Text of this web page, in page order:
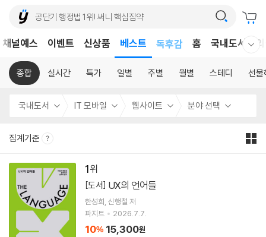
채널예스 이벤트 신상품 베스트
독후감
홈 국내도서
종합 실시간 특가 일별 주별 월별 스테디 선물
국내도서 IT 모바일 웹사이트 분야 선택
집계기준
1
[도서] UX의 언어들
한성희 신행철 저
파지트
2026.7.7.
10% 15,300원